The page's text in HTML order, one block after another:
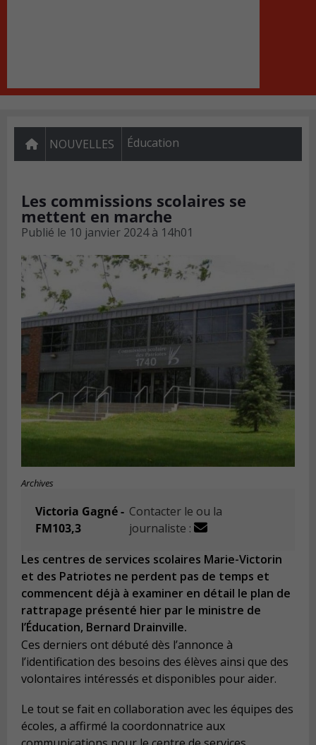
NOUVELLES Éducation
Les commissions scolaires se
mettent en marche
Publié le 10 janvier 2024 à 14h01
Archives
Victoria Gagné -
FM103,3
Contacter le ou la
journaliste :
Les centres de services scolaires Marie-Victorin
et des Patriotes ne perdent pas de temps et
commencent déjà à examiner en détail le plan de
rattrapage présenté hier par le ministre de
l’Éducation, Bernard Drainville.
Ces derniers ont débuté dès l’annonce à
l’identification des besoins des élèves ainsi que des
volontaires intéressés et disponibles pour aider.
Le tout se fait en collaboration avec les équipes des
écoles, a affirmé la coordonnatrice aux